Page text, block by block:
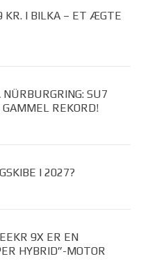
KR. I BILKA – ET ÆGTE
SU7
REKORD!
I 2027?
9X ER EN
HYBRID”-MOTOR